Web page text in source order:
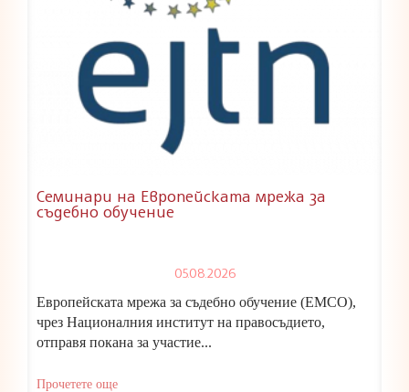
Семинари на Европейската мрежа за
съдебно обучение
05.08.2026
Европейската мрежа за съдебно обучение (ЕМСО),
чрез Националния институт на правосъдието,
отправя покана за участие...
Прочетете още